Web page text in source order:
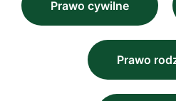
Prawo cywilne
Prawo